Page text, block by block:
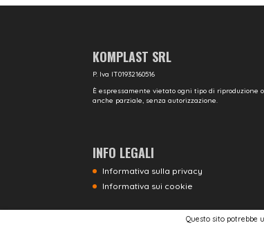
Questo sito
KOMPLAST SRL
P. Iva IT01932160516
È espressamente vietato ogni tipo di riproduzione
anche parziale, senza autorizzazione.
INFO LEGALI
Informativa sulla privacy
Informativa sui cookie